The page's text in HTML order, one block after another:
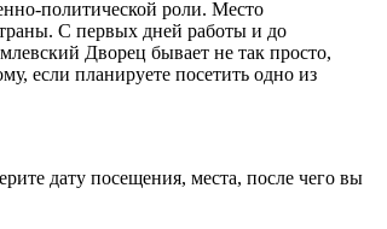
политической роли. Место
С первых дней работы и до
Дворец бывает не так просто,
если планируете посетить одно из
дату посещения, места, после чего вы